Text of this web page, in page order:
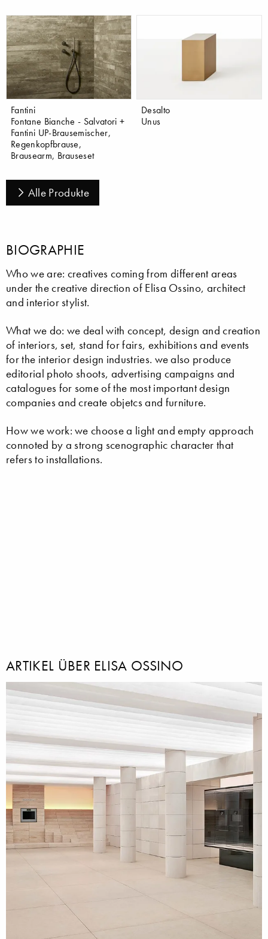
Fantini
Fontane Bianche - Salvatori +
Fantini UP-Brausemischer,
Regenkopfbrause,
Brausearm, Brauseset
Desalto
Unus
Alle Produkte
BIOGRAPHIE
Who we are: creatives coming from different areas
under the creative direction of Elisa Ossino, architect
and interior stylist.
What we do: we deal with concept, design and creation
of interiors, set, stand for fairs, exhibitions and events
for the interior design industries. we also produce
editorial photo shoots, advertising campaigns and
catalogues for some of the most important design
companies and create objetcs and furniture.
How we work: we choose a light and empty approach
connoted by a strong scenographic character that
refers to installations.
ARTIKEL ÜBER ELISA OSSINO